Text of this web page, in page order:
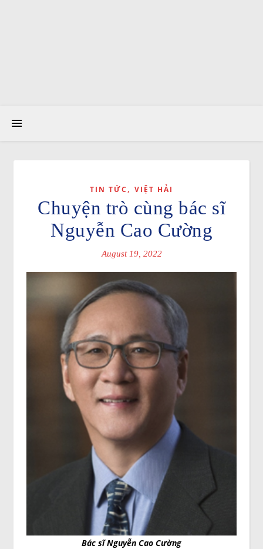
TIN TỨC , VIỆT HẢI
Chuyện trò cùng bác sĩ
Nguyễn Cao Cường
August 19, 2022
Bác sĩ Nguyễn Cao Cường